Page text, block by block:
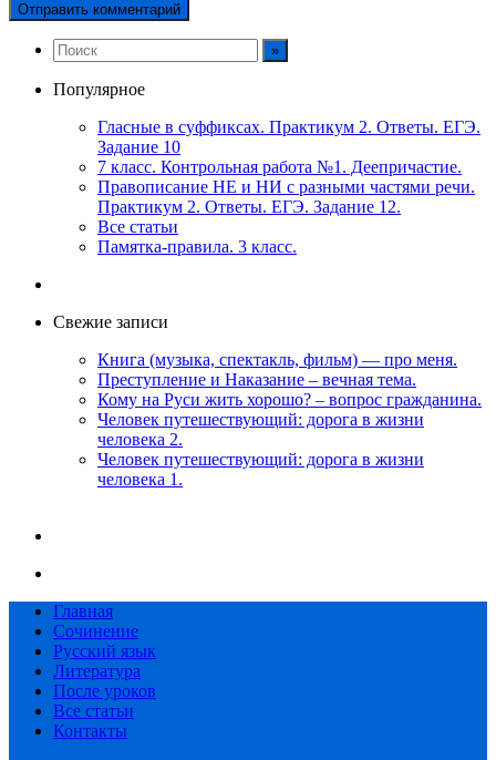
Популярное
Гласные в суффиксах. Практикум 2. Ответы. ЕГЭ.
Задание 10
7 класс. Контрольная работа №1. Деепричастие.
Правописание НЕ и НИ с разными частями речи.
Практикум 2. Ответы. ЕГЭ. Задание 12.
Все статьи
Памятка-правила. 3 класс.
Свежие записи
Книга (музыка, спектакль, фильм) — про меня.
Преступление и Наказание – вечная тема.
Кому на Руси жить хорошо? – вопрос гражданина.
Человек путешествующий: дорога в жизни
человека 2.
Человек путешествующий: дорога в жизни
человека 1.
Главная
Сочинение
Русский язык
Литература
После уроков
Все статьи
Контакты